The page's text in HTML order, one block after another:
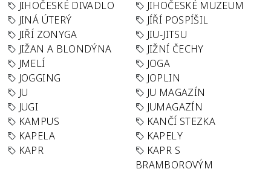
JIHOČESKÉ DIVADLO
JIHOČESKÉ MUZEUM
JINÁ ÚTERÝ
JÍŘÍ POSPÍŠIL
JIŘÍ ZONYGA
JIU-JITSU
JIŽAN A BLONDÝNA
JIŽNÍ ČECHY
JMELÍ
JOGA
JOGGING
JOPLIN
JU
JU MAGAZÍN
JUGI
JUMAGAZÍN
KAMPUS
KANČÍ STEZKA
KAPELA
KAPELY
KAPR
KAPR S
BRAMBOROVÝM